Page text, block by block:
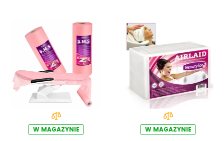
W MAGAZYNIE W MAGAZYNIE